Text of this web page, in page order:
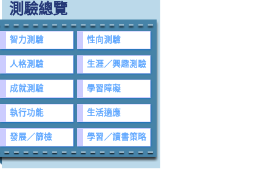
測驗總覽
智力測驗 性向測驗
人格測驗 生涯／興趣測驗
成就測驗 學習障礙
執行功能 生活適應
發展／篩檢 學習／讀書策略